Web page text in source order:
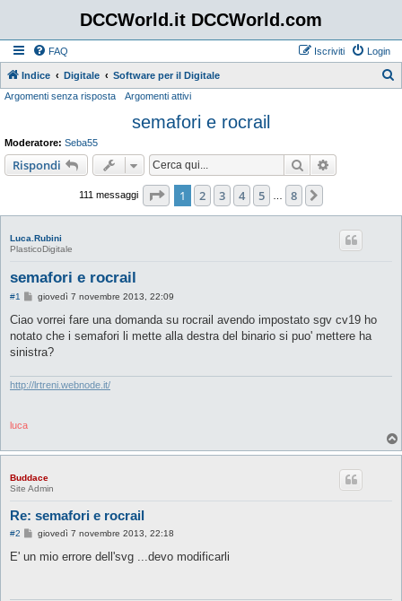
DCCWorld.it DCCWorld.com
FAQ Login
Iscriviti
Indice Digitale Software per il Digitale
Argomenti senza risposta Argomenti attivi
semafori e rocrail
Moderatore: Seba55
Rispondi Cerca
111 messaggi Pagina di
1 2 3 4 5 8
Luca.Rubini
PlasticoDigitale
semafori e rocrail
#1
M
s
a
g
o
giovedì 7 novembre 2013, 22:09
Ciao vorrei fare una domanda su rocrail avendo impostato sgv cv19 ho
notato che i semafori li mette alla destra del binario si puo' mettere ha
sinistra?
http://lrtreni.webnode.it/
luca
Buddace
Site Admin
Re: semafori e rocrail
#2
M
s
giovedì 7 novembre 2013, 22:18
E' un mio errore dell'svg ...devo modificarli